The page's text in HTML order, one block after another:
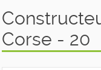
Corse - 20